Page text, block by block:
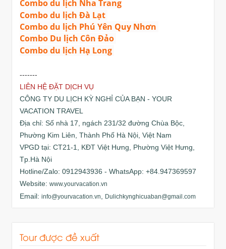
Combo du lịch Nha Trang
Combo du lịch Đà Lạt
Combo du lịch Phú Yên Quy Nhơn
Combo Du lịch Côn Đảo
Combo du lịch Hạ Long
-------
LIÊN HỆ ĐẶT DỊCH VỤ
CÔNG TY DU LỊCH KỲ NGHỈ CỦA BẠN - YOUR
VACATION TRAVEL
Địa chỉ: Số nhà 17, ngách 231/32 đường Chùa Bộc,
Phường Kim Liên, Thành Phố Hà Nội, Việt Nam
VPGD tại: CT21-1, KĐT Việt Hưng, Phường Việt Hưng,
Tp.Hà Nội
Hotline/Zalo: 0912943936 - WhatsApp: +84.947369597
Website: www.yourvacation.vn
Email: info@yourvacation.vn, Dulichkynghicuaban@gmail.com
Tour được đề xuất